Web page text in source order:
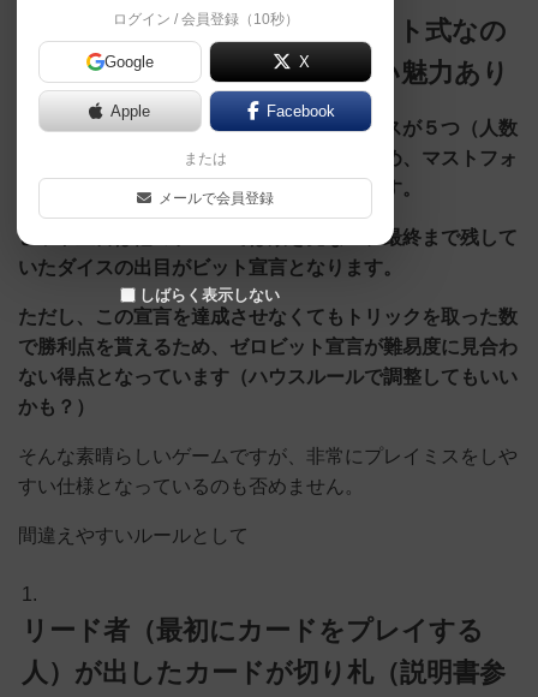
一風変わった変態トリテ！ビット式なの
にビットが変動する他にはない魅力あり
自分の手元にはドラフトにて入手したダイスが５つ（人数
による）並ぶが、それも手札として扱うため、マストフォ
ローというルールがバシバシに効いてきます。
ビット宣言は他のゲームでは類を見ない、最終まで残して
いたダイスの出目がビット宣言となります。
ただし、この宣言を達成させなくてもトリックを取った数
で勝利点を貰えるため、ゼロビット宣言が難易度に見合わ
ない得点となっています（ハウスルールで調整してもいい
かも？）
そんな素晴らしいゲームですが、非常にプレイミスをしや
すい仕様となっているのも否めません。
間違えやすいルールとして
リード者（最初にカードをプレイする
人）が出したカードが切り札（説明書参
ログイン / 会員登録（10秒）
Google X
Apple Facebook
または
メールで会員登録
しばらく表示しない